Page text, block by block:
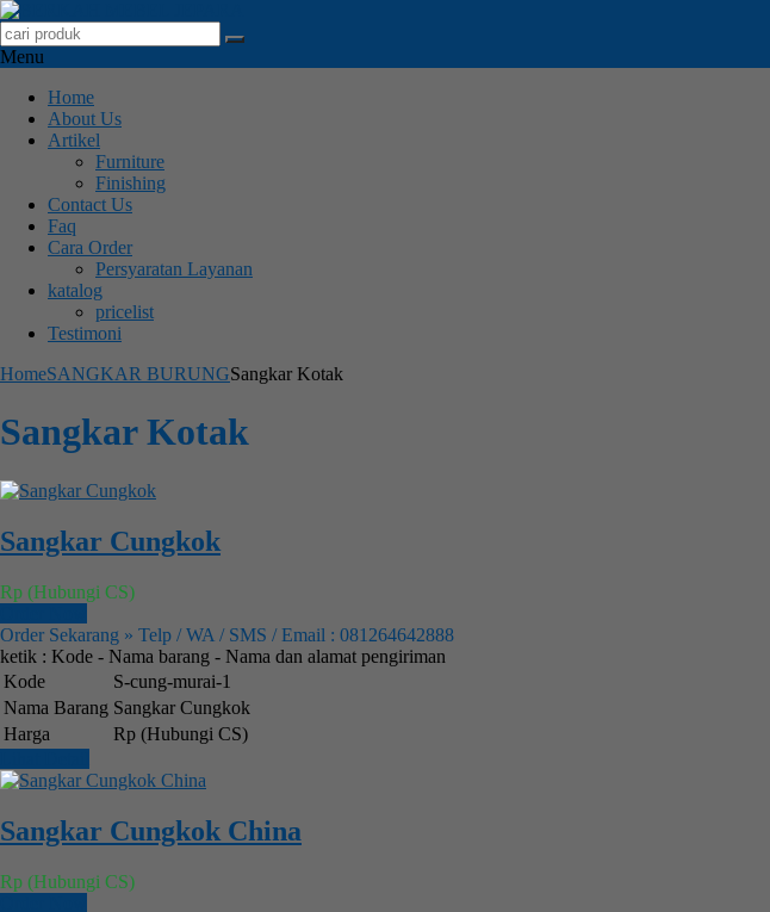
Menu
Home
About Us
Artikel
Furniture
Finishing
Contact Us
Faq
Cara Order
Persyaratan Layanan
katalog
pricelist
Testimoni
HomeSANGKAR BURUNGSangkar Kotak
Sangkar Kotak
Sangkar Cungkok
Rp (Hubungi CS)
Order Sekarang » Telp / WA / SMS / Email : 081264642888
ketik : Kode - Nama barang - Nama dan alamat pengiriman
Kode
S-cung-murai-1
Nama Barang Sangkar Cungkok
Harga
Rp (Hubungi CS)
Sangkar Cungkok China
Rp (Hubungi CS)